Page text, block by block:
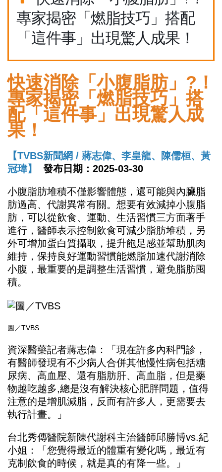
專家揭密「燃脂技巧」搭配
「這件事」出現驚人成果！
快速消除「小腹脂肪」?！
專家揭密「燃脂技巧」搭
配「這件事」出現驚人成
果！
【TVBS新聞網 / 蔣志偉、李皇龍、陳儒桓、黃
冠瑋】
發布日期：2025-03-30
小腹脂肪堆積不僅影響體態，還可能與內臟脂
肪過高、代謝異常有關。想要有效減掉小腹脂
肪，可以從飲食、運動、生活習慣三方面著手
進行，醫師表示控制飲食可減少脂肪堆積，另
外可增加蛋白質攝取，提升飽足感並幫助肌肉
維持，保持良好運動習慣能燃脂加速代謝消除
小腹，最重要的是調整生活習慣，避免脂肪囤
積。
圖／TVBS
資深醫藥記者蔣志偉：「現在許多內科門診，
有醫師發現有不少病人合併其他慢性病包括糖
尿病、高血壓、還有脂肪肝、高血脂，但是藥
物越吃越多,總是沒有解決核心肥胖問題，值得
注意的是增肌減脂，反而有許多人，更需要去
執行計畫。」
台北秀傳醫院新陳代謝科主治醫師邱勝博vs.紀
小姐：「您覺得最近的體重有變化嗎，最近有
克制飲食的時候，就是真的有降一些。」